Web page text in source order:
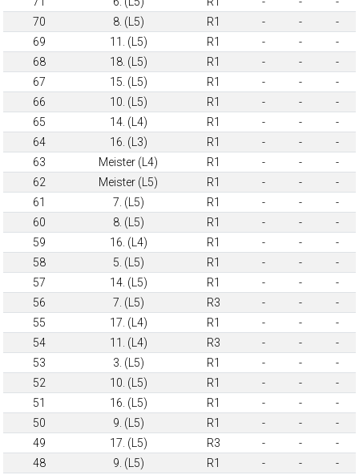
70
8. (L5) R1 - -
-
69
11. (L5) R1 - -
-
68
18. (L5) R1 - -
-
67
15. (L5) R1 - -
-
66
10. (L5) R1 - -
-
65
14. (L4) R1 - -
-
64
16. (L3) R1 - -
-
63
Meister (L4) R1 - -
-
62
Meister (L5) R1 - -
-
61
7. (L5) R1 - -
-
60
8. (L5) R1 - -
-
59
16. (L4) R1 - -
-
58
5. (L5) R1 - -
-
57
14. (L5) R1 - -
-
56
7. (L5) R3 - -
-
55
17. (L4) R1 - -
-
54
11. (L4) R3 - -
-
53
3. (L5) R1 - -
-
52
10. (L5) R1 - -
-
51
16. (L5) R1 - -
-
50
9. (L5) R1 - -
-
49
17. (L5) R3 - -
-
48
9. (L5) R1 - -
-